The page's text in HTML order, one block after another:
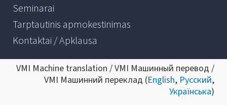
Seminarai
Tarptautinis apmokestinimas
Kontaktai / Apklausa
VMI Machine translation / VMI Машинный перевод /
VMI Машинний переклад (English, Русский,
Українська)